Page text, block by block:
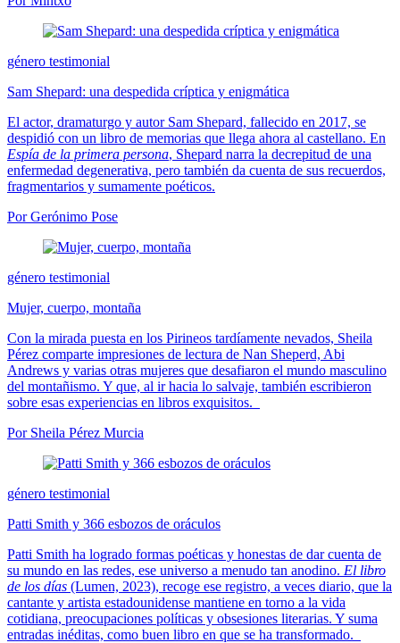
género testimonial
Sam Shepard: una despedida críptica y enigmática
El actor, dramaturgo y autor Sam Shepard, fallecido en 2017, se
despidió con un libro de memorias que llega ahora al castellano. En
Espía de la primera persona, Shepard narra la decrepitud de una
enfermedad degenerativa, pero también da cuenta de sus recuerdos,
fragmentarios y sumamente poéticos.
Por Gerónimo Pose
género testimonial
Mujer, cuerpo, montaña
Con la mirada puesta en los Pirineos tardíamente nevados, Sheila
Pérez comparte impresiones de lectura de Nan Sheperd, Abi
Andrews y varias otras mujeres que desafiaron el mundo masculino
del montañismo. Y que, al ir hacia lo salvaje, también escribieron
sobre esas experiencias en libros exquisitos.
Por Sheila Pérez Murcia
género testimonial
Patti Smith y 366 esbozos de oráculos
Patti Smith ha logrado formas poéticas y honestas de dar cuenta de
su mundo en las redes, ese universo a menudo tan anodino. El libro
de los días (Lumen, 2023), recoge ese registro, a veces diario, que la
cantante y artista estadounidense mantiene en torno a la vida
cotidiana, preocupaciones políticas y obsesiones literarias. Y suma
entradas inéditas, como buen libro en que se ha transformado.